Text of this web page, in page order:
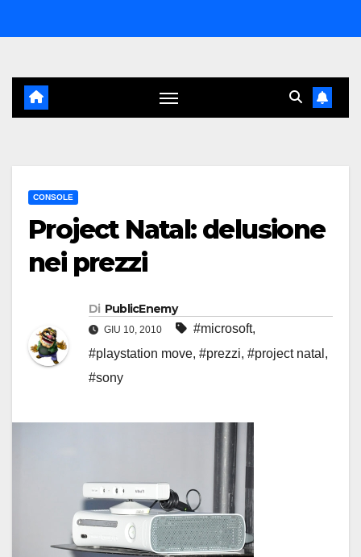
al
CONSOLE
Project Natal: delusione
nei prezzi
Di PublicEnemy
GIU 10, 2010 #microsoft,
#playstation move, #prezzi, #project natal ,
#sony